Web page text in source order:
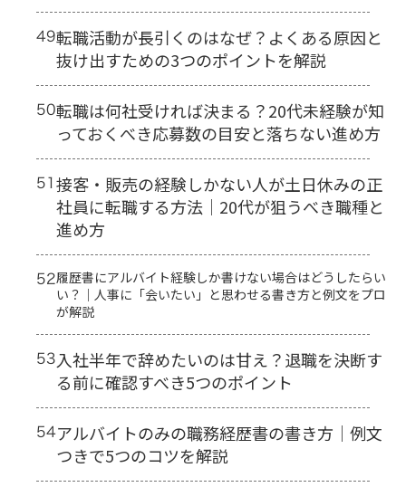
49転職活動が長引くのはなぜ？よくある原因と
抜け出すための3つのポイントを解説
50転職は何社受ければ決まる？20代未経験が知
っておくべき応募数の目安と落ちない進め方
51接客・販売の経験しかない人が土日休みの正
社員に転職する方法｜20代が狙うべき職種と
進め方
52履歴書にアルバイト経験しか書けない場合はどうしたらい
い？｜人事に「会いたい」と思わせる書き方と例文をプロ
が解説
53入社半年で辞めたいのは甘え？退職を決断す
る前に確認すべき5つのポイント
54アルバイトのみの職務経歴書の書き方｜例文
つきで5つのコツを解説